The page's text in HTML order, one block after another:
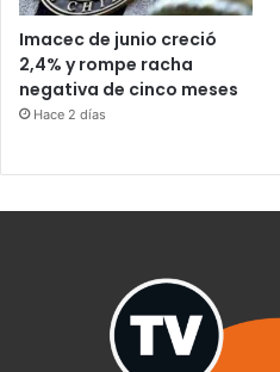
Imacec de junio creció
2,4% y rompe racha
negativa de cinco meses
Hace 2 días